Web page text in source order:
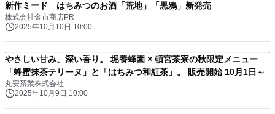
新作ミード はちみつのお酒「荒地」「黒鴉」新発売
株式会社金市商店PR
2025年10月10日 10:00
やさしい甘み、深い香り。 堀養蜂園 × 頓宮茶寮の秋限定メニュー
「蜂蜜抹茶テリーヌ」と「はちみつ和紅茶」。 販売開始 10月1日～
丸安茶業株式会社
2025年10月9日 10:00